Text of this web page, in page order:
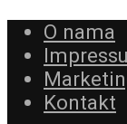
O nama
Kontakt